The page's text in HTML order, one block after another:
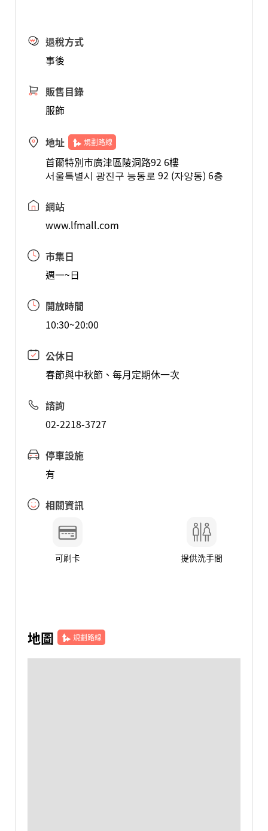
退稅方式
事後
販售目錄
服飾
地址 規劃路線
首爾特別市廣津區陵洞路92 6樓
서울특별시 광진구 능동로 92 (자양동) 6층
網站
www.lfmall.com
市集日
週一~日
開放時間
10:30~20:00
公休日
春節與中秋節、每月定期休一次
諮詢
02-2218-3727
停車設施
有
相關資訊
可刷卡 提供洗手間
地圖 規劃路線